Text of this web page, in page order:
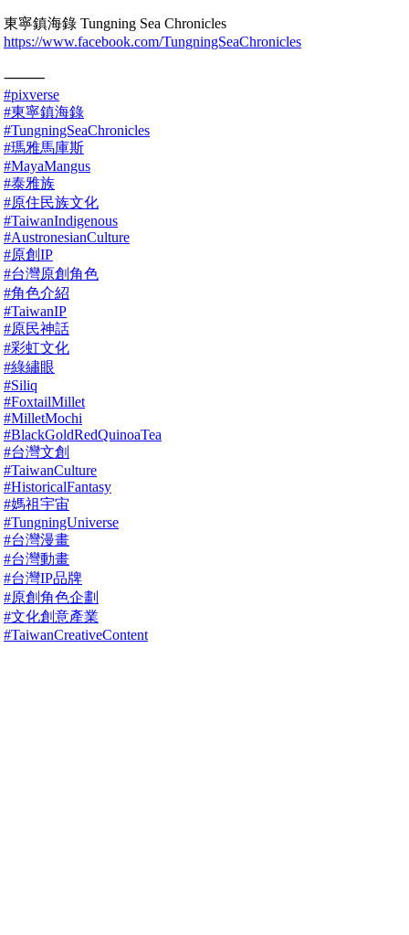
東寧鎮海錄 Tungning Sea Chronicles
https://www.facebook.com/TungningSeaChronicles
⸻
#pixverse
#東寧鎮海錄
#TungningSeaChronicles
#瑪雅馬庫斯
#MayaMangus
#泰雅族
#原住民族文化
#TaiwanIndigenous
#AustronesianCulture
#原創IP
#台灣原創角色
#角色介紹
#TaiwanIP
#原民神話
#彩虹文化
#綠繡眼
#Siliq
#FoxtailMillet
#MilletMochi
#BlackGoldRedQuinoaTea
#台灣文創
#TaiwanCulture
#HistoricalFantasy
#媽祖宇宙
#TungningUniverse
#台灣漫畫
#台灣動畫
#台灣IP品牌
#原創角色企劃
#文化創意產業
#TaiwanCreativeContent